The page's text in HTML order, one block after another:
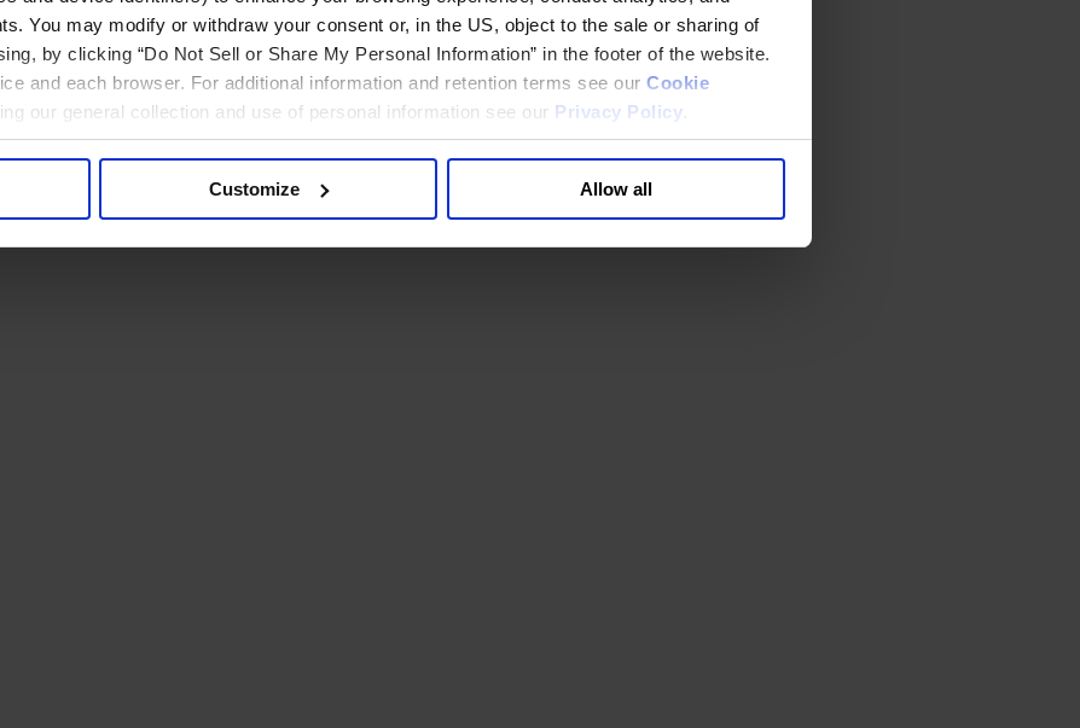
You may modify or withdraw your consent or, in the US, object to the sale or sharing of
by clicking “Do Not Sell or Share My Personal Information” in the footer of the website.
and each browser. For additional information and retention terms see our Cookie
our general collection and use of personal information see our Privacy Policy
Customize Allow all